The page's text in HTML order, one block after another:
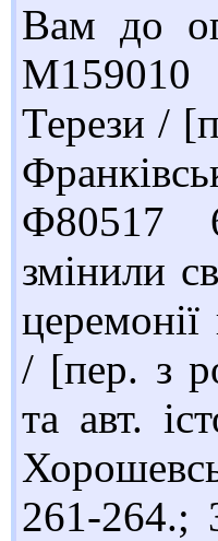
Вам до
М159010
Терези /
Ф80517
змінили
/ [пер. з
та авт.
261-